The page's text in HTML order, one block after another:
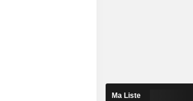
Ma Liste